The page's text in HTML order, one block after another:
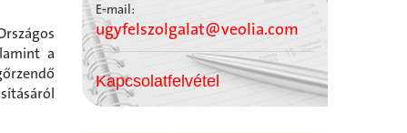
a
E-mail:
ugyfelszolgalat@veolia.com
Kapcsolatfelvétel